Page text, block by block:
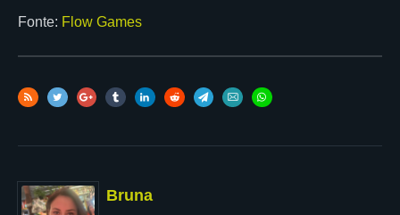
Fonte: Flow Games
Bruna